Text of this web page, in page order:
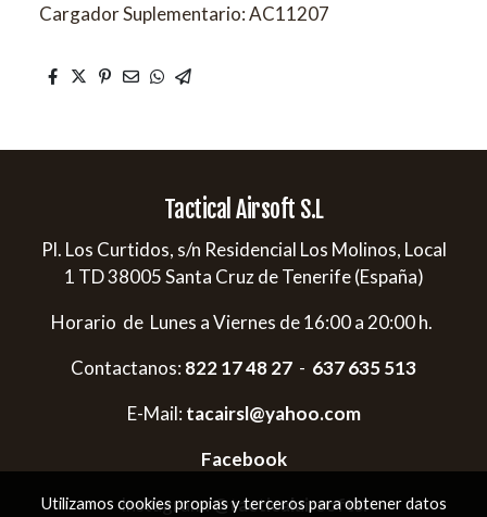
Cargador Suplementario: AC11207
Tactical Airsoft S.L
Pl. Los Curtidos, s/n Residencial Los Molinos, Local
1 TD 38005 Santa Cruz de Tenerife (España)
Horario de Lunes a Viernes de 16:00 a 20:00 h.
Contactanos: 822 17 48 27 - 637 635 513
E-Mail: tacairsl@yahoo.com
Facebook
Instagram:@tacticalairsoftsl
Utilizamos cookies propias y terceros para obtener datos